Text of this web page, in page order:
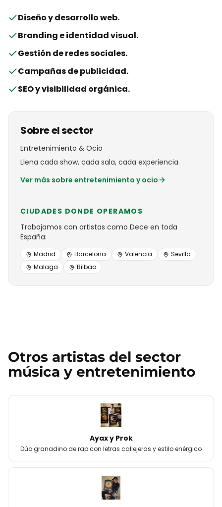
Diseño y desarrollo web.
Branding e identidad visual.
Gestión de redes sociales.
Campañas de publicidad.
SEO y visibilidad orgánica.
Sobre el sector
Entretenimiento & Ocio
Llena cada show, cada sala, cada experiencia.
Ver más sobre entretenimiento y ocio
CIUDADES DONDE OPERAMOS
Trabajamos con artistas como Dece en toda
España:
Madrid Barcelona Valencia
Sevilla
Malaga
Bilbao
Otros artistas del sector
música y entretenimiento
Ayax y Prok
Dúo granadino de rap con letras callejeras y estilo enérgico